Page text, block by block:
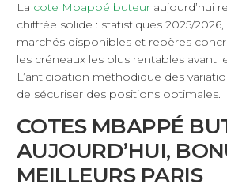
La cote Mbappé buteur aujourd’hui
chiffrée solide : statistiques 2025/
marchés disponibles et repères
les créneaux les plus rentables avant
L’anticipation méthodique des
de sécuriser des positions optimales.
COTES MBAPPÉ
AUJOURD’HUI,
MEILLEURS PARIS